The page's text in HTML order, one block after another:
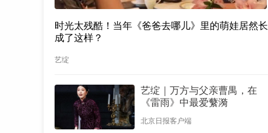
时光太残酷！当年《爸爸去哪儿》里的萌娃居然长
成了这样？
艺绽
艺绽｜万方与父亲曹禺，在
《雷雨》中最爱蘩漪
北京日报客户端